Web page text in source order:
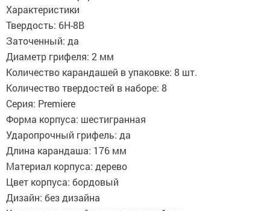
Характеристики
Твердость: 6H-8B
Заточенный: да
Диаметр грифеля: 2 мм
Количество карандашей в упаковке: 8 шт.
Количество твердостей в наборе: 8
Серия: Premiere
Форма корпуса: шестигранная
Ударопрочный грифель: да
Длина карандаша: 176 мм
Материал корпуса: дерево
Цвет корпуса: бордовый
Дизайн: без дизайна